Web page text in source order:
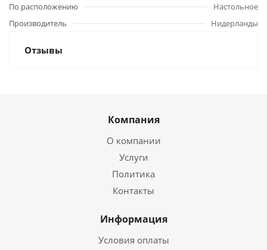
По расположению
Настольное
Производитель
Нидерланды
Отзывы
Компания
О компании
Услуги
Политика
Контакты
Информация
Условия оплаты